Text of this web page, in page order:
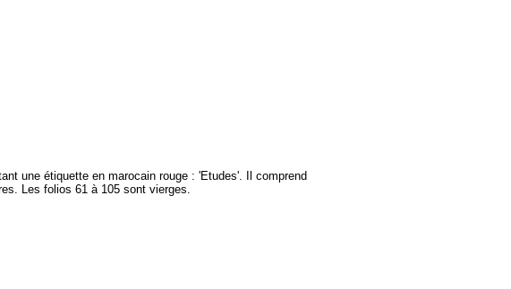
une étiquette en marocain rouge : 'Etudes'. Il comprend
Les folios 61 à 105 sont vierges.